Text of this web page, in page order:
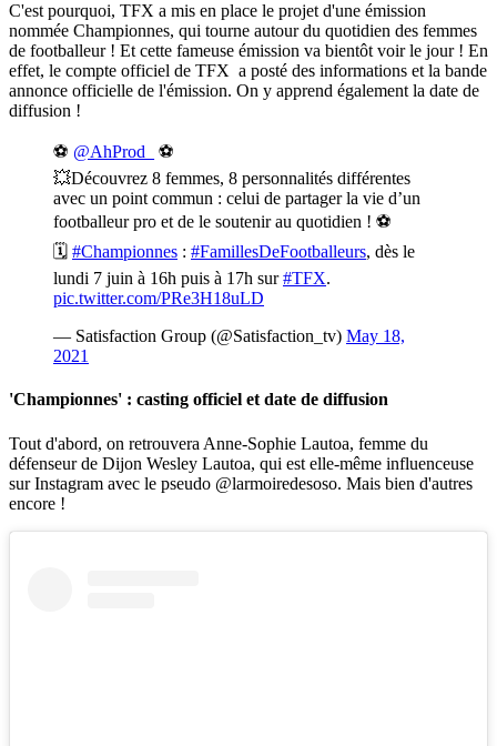
C'est pourquoi, TFX a mis en place le projet d'une émission
nommée Championnes, qui tourne autour du quotidien des femmes
de footballeur ! Et cette fameuse émission va bientôt voir le jour ! En
effet, le compte officiel de TFX a posté des informations et la bande
annonce officielle de l'émission. On y apprend également la date de
diffusion !
⚽️ @AhProd_
⚽️
💥Découvrez 8 femmes, 8 personnalités différentes
avec un point commun : celui de partager la vie d’un
footballeur pro et de le soutenir au quotidien ! ⚽️
🗓 #Championnes : #FamillesDeFootballeurs, dès le
lundi 7 juin à 16h puis à 17h sur#TFX.
pic.twitter.com/PRe3H18uLD
— Satisfaction Group (@Satisfaction_tv) May 18,
2021
'Championnes' : casting officiel et date de diffusion
Tout d'abord, on retrouvera Anne-Sophie Lautoa, femme du
défenseur de Dijon Wesley Lautoa, qui est elle-même influenceuse
sur Instagram avec le pseudo @larmoiredesoso. Mais bien d'autres
encore !